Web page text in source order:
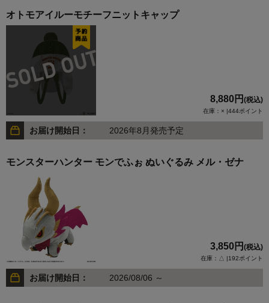
オトモアイルーモチーフニットキャップ
8,880円 (税込)
在庫：× |444ポイント
お届け開始日： 2026年8月発売予定
モンスターハンター モンでふぉ ぬいぐるみ メル・ゼナ
3,850円 (税込)
在庫：△ |192ポイント
お届け開始日： 2026/08/06 ～